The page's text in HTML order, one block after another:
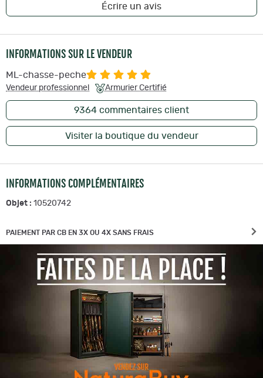
Écrire un avis
INFORMATIONS SUR LE VENDEUR
ML-chasse-peche
Vendeur professionnel Armurier Certifié
9364 commentaires client
Visiter la boutique du vendeur
INFORMATIONS COMPLÉMENTAIRES
Objet : 10520742
PAIEMENT PAR CB EN 3X OU 4X SANS FRAIS